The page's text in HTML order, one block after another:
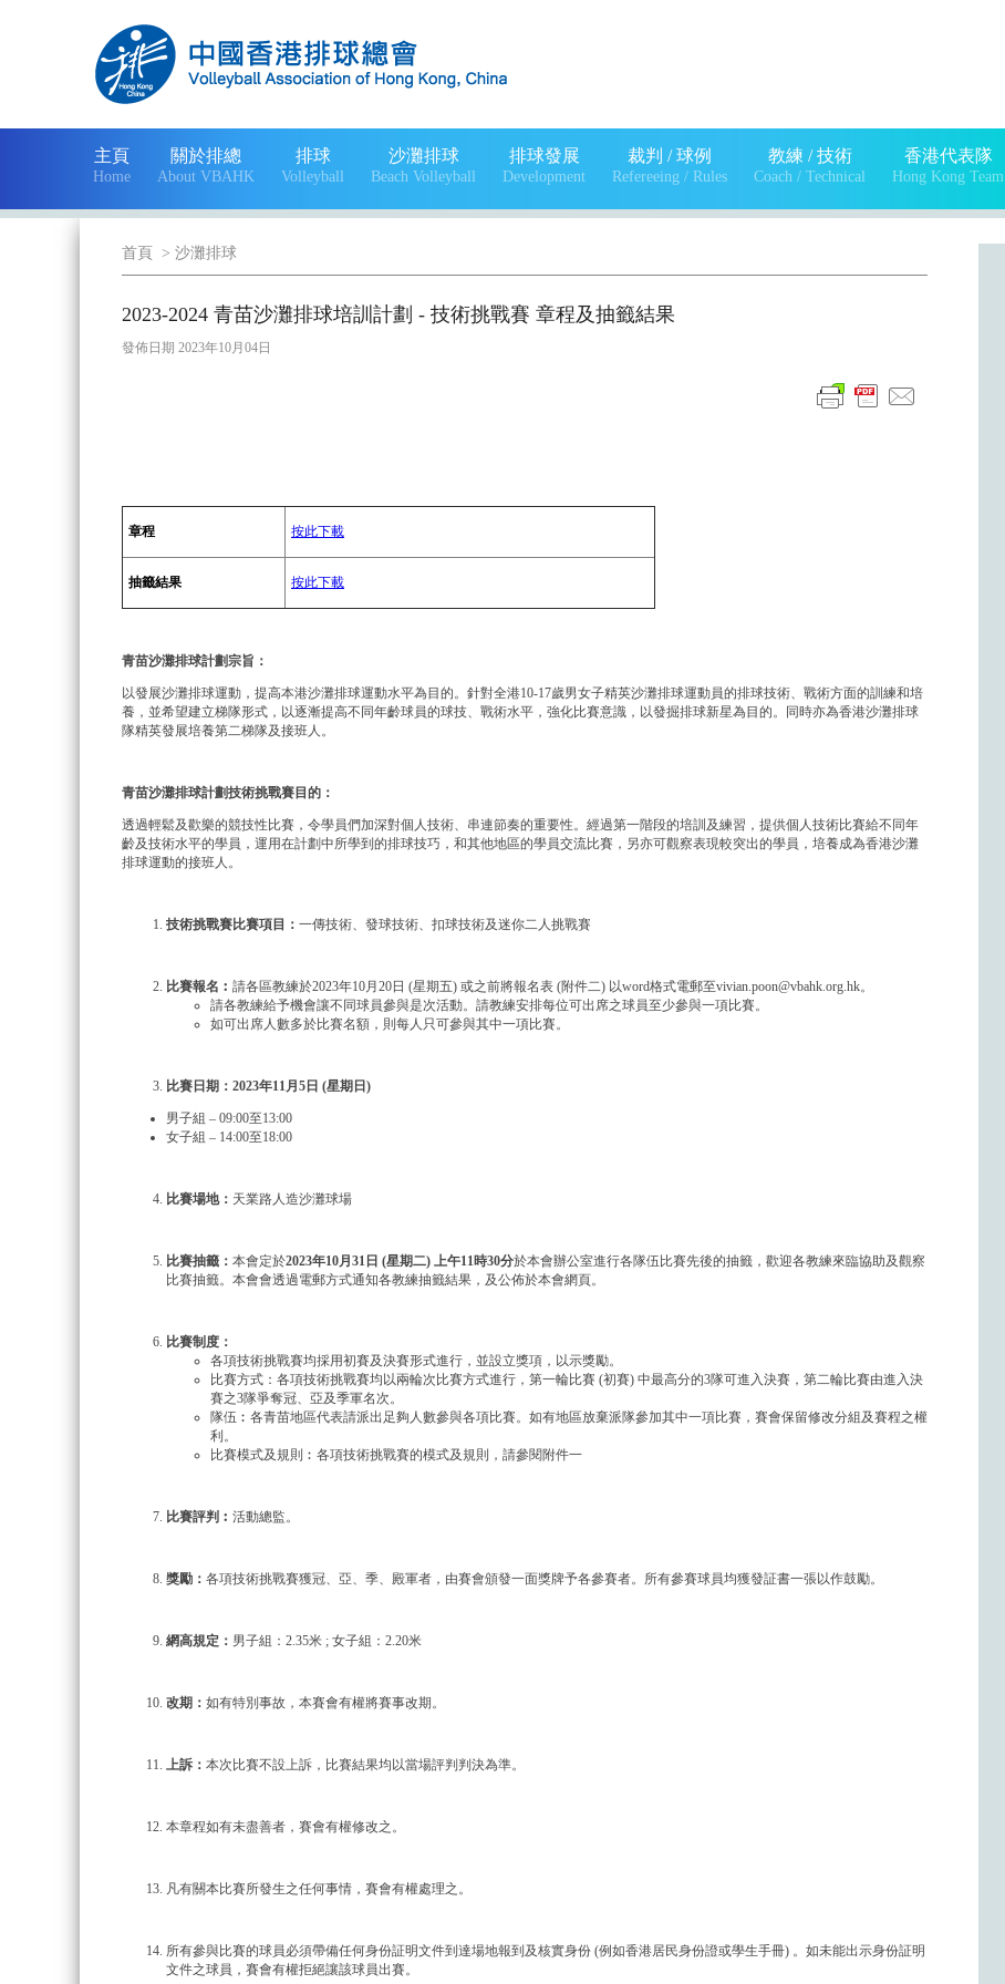
主頁
Home
關於排總
About VBAHK
排球
Volleyball
沙灘排球
Beach Volleyball
排球發展
Development
裁判 / 球例
Refereeing / Rules
教練 / 技術
Coach / Technical
香港代表隊
Hong Kong Team
首頁 > 沙灘排球
2023-2024 青苗沙灘排球培訓計劃 - 技術挑戰賽 章程及抽籤結果
發佈日期 2023年10月04日
章程 按此下載
抽籤結果 按此下載
青苗沙灘排球計劃宗旨：
以發展沙灘排球運動，提高本港沙灘排球運動水平為目的。針對全港10-17歲男女子精英沙灘排球運動員的排球技術、戰術方面的訓練和培
養，並希望建立梯隊形式，以逐漸提高不同年齡球員的球技、戰術水平，強化比賽意識，以發掘排球新星為目的。同時亦為香港沙灘排球
隊精英發展培養第二梯隊及接班人。
青苗沙灘排球計劃技術挑戰賽目的：
透過輕鬆及歡樂的競技性比賽，令學員們加深對個人技術、串連節奏的重要性。經過第一階段的培訓及練習，提供個人技術比賽給不同年
齡及技術水平的學員，運用在計劃中所學到的排球技巧，和其他地區的學員交流比賽，另亦可觀察表現較突出的學員，培養成為香港沙灘
排球運動的接班人。
技術挑戰賽比賽項目： 一傳技術、發球技術、扣球技術及迷你二人挑戰賽
比賽報名︰ 請各區教練於2023年10月20日 (星期五) 或之前將報名表 (附件二) 以word格式電郵至vivian.poon@vbahk.org.hk。
請各教練給予機會讓不同球員參與是次活動。請教練安排每位可出席之球員至少參與一項比賽。
如可出席人數多於比賽名額，則每人只可參與其中一項比賽。
比賽日期： 2023年11月 5 日 (星期日 )
男子組 – 09:00至13:00
女子組 – 14:00至18:00
比賽場地： 天業路人造沙灘球場
比賽抽籤： 本會定於2023年10月31日 (星期二) 上午11時30分於本會辦公室進行各隊伍比賽先後的抽籤，歡迎各教練來臨協助及觀察
比賽抽籤。本會會透過電郵方式通知各教練抽籤結果，及公佈於本會網頁。
比賽制度：
各項技術挑戰賽均採用初賽及決賽形式進行，並設立獎項，以示獎勵。
比賽方式：各項技術挑戰賽均以兩輪次比賽方式進行，第一輪比賽 (初賽) 中最高分的3隊可進入決賽，第二輪比賽由進入決
賽之3隊爭奪冠、亞及季軍名次。
隊伍︰各青苗地區代表請派出足夠人數參與各項比賽。如有地區放棄派隊參加其中一項比賽，賽會保留修改分組及賽程之權
利。
比賽模式及規則︰各項技術挑戰賽的模式及規則，請參閱附件一
比賽評判︰ 活動總監。
獎勵： 各項技術挑戰賽獲冠、亞、季、殿軍者，由賽會頒發一面獎牌予各參賽者。所有參賽球員均獲發証書一張以作鼓勵。
網高規定： 男子組：2.35米 ; 女子組：2.20米
改期： 如有特別事故，本賽會有權將賽事改期。
上訴： 本次比賽不設上訴，比賽結果均以當場評判判決為準。
本章程如有未盡善者，賽會有權修改之。
凡有關本比賽所發生之任何事情，賽會有權處理之。
所有參與比賽的球員必須帶備任何身份証明文件到達場地報到及核實身份 (例如香港居民身份證或學生手冊) 。如未能出示身份証明
文件之球員，賽會有權拒絕讓該球員出賽。